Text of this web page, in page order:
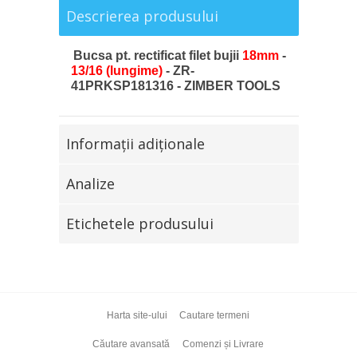
Descrierea produsului
Bucsa pt. rectificat filet bujii 18mm-
13/16 (lungime)- ZR-
41PRKSP181316 - ZIMBER TOOLS
Informaţii adiţionale
Analize
Etichetele produsului
Harta site-ului Cautare termeni
Căutare avansată Comenzi și Livrare